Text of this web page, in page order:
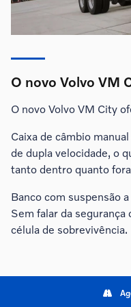
O novo Volvo VM
O novo Volvo VM City
Caixa de câmbio
de dupla velocidade, o
tanto dentro quanto
Banco com suspensão
Sem falar da
célula de sobrevivência.